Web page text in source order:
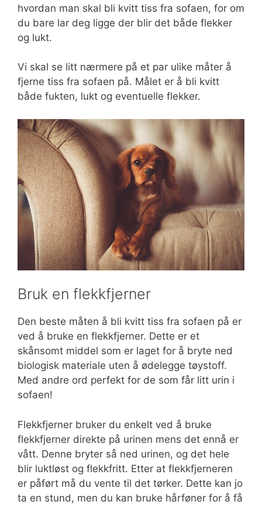
hvordan man skal bli kvitt tiss fra sofaen, for om
du bare lar deg ligge der blir det både flekker
og lukt.
Vi skal se litt nærmere på et par ulike måter å
fjerne tiss fra sofaen på. Målet er å bli kvitt
både fukten, lukt og eventuelle flekker.
Bruk en flekkfjerner
Den beste måten å bli kvitt tiss fra sofaen på er
ved å bruke en flekkfjerner. Dette er et
skånsomt middel som er laget for å bryte ned
biologisk materiale uten å ødelegge tøystoff.
Med andre ord perfekt for de som får litt urin i
sofaen!
Flekkfjerner bruker du enkelt ved å bruke
flekkfjerner direkte på urinen mens det ennå er
vått. Denne bryter så ned urinen, og det hele
blir luktløst og flekkfritt. Etter at flekkfjerneren
er påført må du vente til det tørker. Dette kan jo
ta en stund, men du kan bruke hårføner for å få